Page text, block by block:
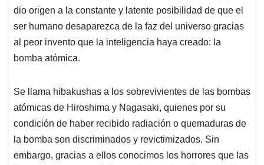
dio origen a la constante y latente posibilidad de que el
ser humano desaparezca de la faz del universo gracias
al peor invento que la inteligencia haya creado: la
bomba atómica.
Se llama hibakushas a los sobrevivientes de las bombas
atómicas de Hiroshima y Nagasaki, quienes por su
condición de haber recibido radiación o quemaduras de
la bomba son discriminados y revictimizados. Sin
embargo, gracias a ellos conocimos los horrores que las